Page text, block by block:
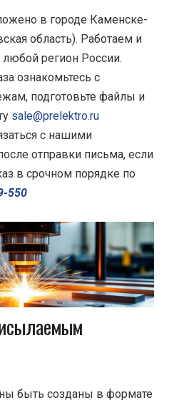
в городе Каменске-
область). Работаем и
регион России.
ознакомьтесь с
подготовьте файлы и
sale@prelektro.ru
с нашими
отправки письма, если
в срочном порядке по
550
быть созданы в формате